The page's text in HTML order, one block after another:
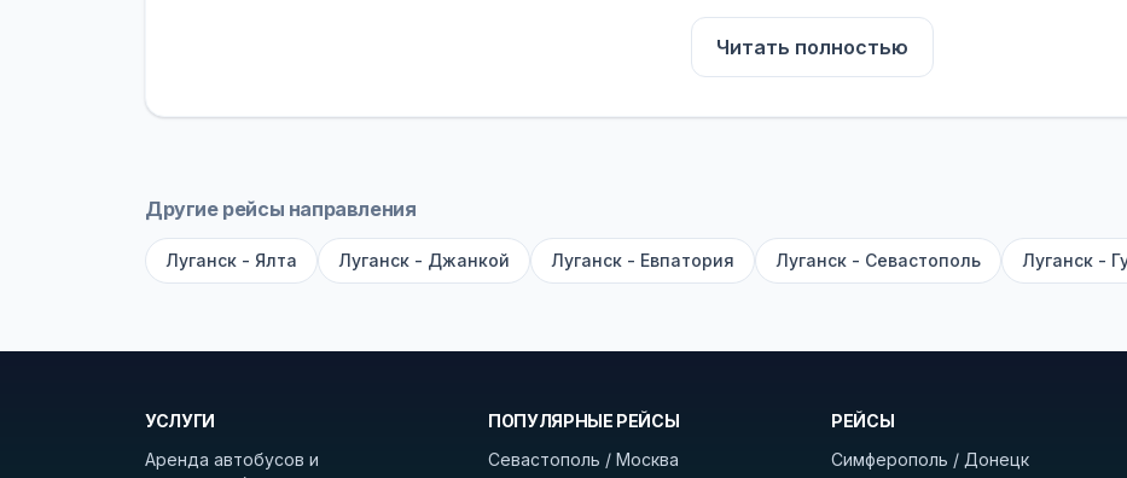
В автобусах есть всё необходимое для комфортной поездки: регулировка сидений,
устройств, вода, пледы. На больших автобусах работают стюарды. У нас
оплата производится только при посадке, печатать билет заранее не нужно.
рейсов вы увидите время выезда, место посадки, время и место прибытия, время в пути и
Удачных поездок! С уважением, командаBUSTRIP.PRO
Читать полностью
Другие рейсы направления
Луганск - Ялта Луганск - Джанкой Луганск - Евпатория Луганск - Севастополь Луганск -
УСЛУГИ
Аренда автобусов и
ПОПУЛЯРНЫЕ РЕЙСЫ
Севастополь / Москва
РЕЙСЫ
Симферополь / Донецк